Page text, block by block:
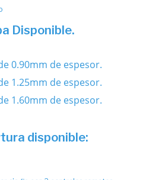
Disponible.
0.90mm de espesor.
1.25mm de espesor.
1.60mm de espesor.
disponible: